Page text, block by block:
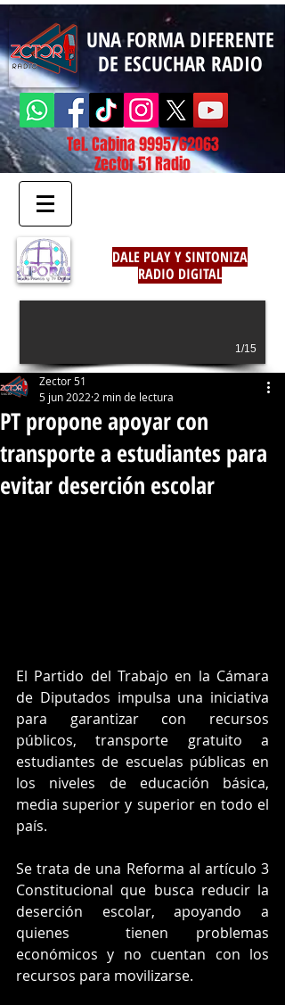
UNA FORMA DIFERENTE
DE ESCUCHAR RADIO
Tel. Cabina9995762063
Zector 51 Radio
DALE PLAY Y SINTONIZA
RADIO DIGITAL
1/15
PT propone apoyar con
transporte a estudiantes para
evitar deserción escolar
Zector 51
5 jun 2022 2 min de lectura
El Partido del Trabajo en la Cámara
de Diputados impulsa una iniciativa
para garantizar con recursos
públicos, transporte gratuito a
estudiantes de escuelas públicas en
los niveles de educación básica,
media superior y superior en todo el
país.
Se trata de una Reforma al artículo 3
Constitucional que busca reducir la
deserción escolar, apoyando a
quienes  tienen problemas
económicos y no cuentan con los
recursos para movilizarse.